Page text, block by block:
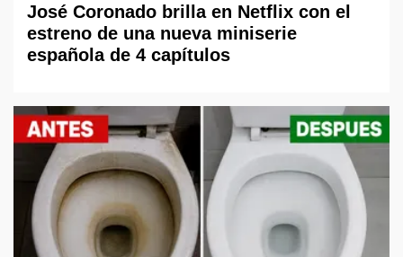
José Coronado brilla en Netflix con el
estreno de una nueva miniserie
española de 4 capítulos